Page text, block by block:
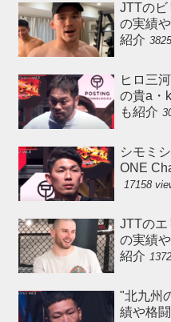
JTTのビ
の実績
紹介
ヒロ三
の貴a・
も紹介
シモミ
ONE
17158
JTTのエ
の実績
紹介
"北九州
績や格